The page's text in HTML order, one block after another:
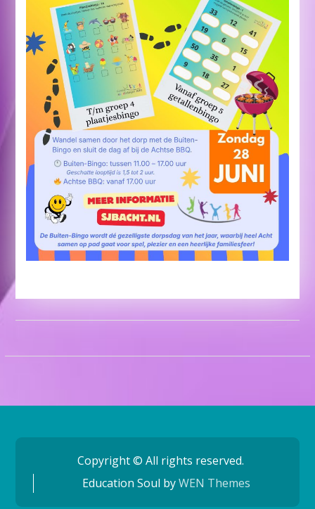
Copyright © All rights reserved.
Education Soul byWEN Themes